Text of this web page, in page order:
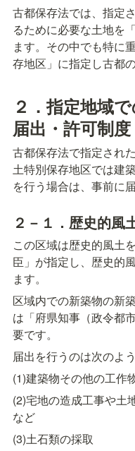
古都保存法では、指定
るために必要な土地を
ます。その中でも特に
存地区」に指定し古都
２．指定地域
届出・許可制度
古都保存法で指定され
土特別保存地区では建
を行う場合は、事前に
２－１．歴史的風
この区域は歴史的風土
臣」が指定し、歴史的
ます。
区域内での新築物の新
は「府県知事（政令都
要です。
届出を行うのは次のよ
(1)建築物その他の工作
(2)宅地の造成工事や土
など
(3)土石類の採取